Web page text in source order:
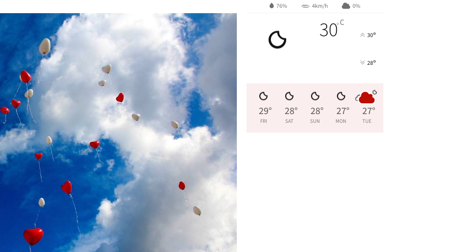
76% 4km/h 0%
30°C
30°
28°
29°
FRI
28°
SAT
28°
SUN
27°
MON
27°
TUE